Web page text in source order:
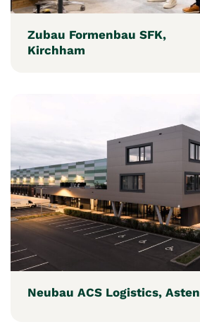
Zubau Formenbau SFK,
Kirchham
Neubau ACS Logistics, Asten